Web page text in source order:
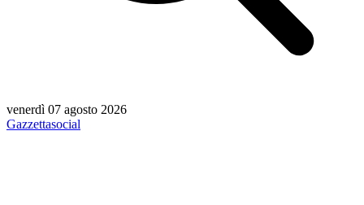
venerdì 07 agosto 2026
Gazzettasocial